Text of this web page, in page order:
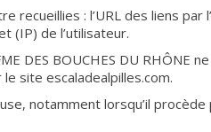
recueillies : l’URL des liens
(IP) de l’utilisateur.
DES BOUCHES DU
site escaladealpilles.com.
notamment lorsqu’il